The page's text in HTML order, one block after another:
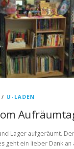
/ U-LADEN
Lager aufgeräumt.
geht ein lieber Dank